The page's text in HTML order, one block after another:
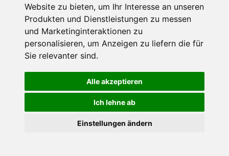
Website zu bieten, um Ihr Interesse an unseren
Produkten und Dienstleistungen zu messen
und Marketinginteraktionen zu
personalisieren, um Anzeigen zu liefern die für
Sie relevanter sind.
Alle akzeptieren
Ich lehne ab
Einstellungen ändern